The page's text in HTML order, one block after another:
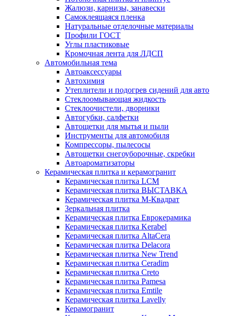
Жалюзи, карнизы, занавески
Самоклеящаяся пленка
Натуральные отделочные материалы
Профили ГОСТ
Углы пластиковые
Кромочная лента для ЛДСП
Автомобильная тема
Автоаксессуары
Автохимия
Утеплители и подогрев сидений для авто
Стеклоомывающая жидкость
Стеклоочистели, дворники
Автогубки, салфетки
Автощетки для мытья и пыли
Инструменты для автомобиля
Компрессоры, пылесосы
Автощетки снегоуборочные, скребки
Автоароматизаторы
Керамическая плитка и керамогранит
Керамическая плитка LCM
Керамическая плитка ВЫСТАВКА
Керамическая плитка М-Квадрат
Зеркальная плитка
Керамическая плитка Еврокерамика
Керамическая плитка Kerabel
Керамическая плитка AltaCera
Керамическая плитка Delacora
Керамическая плитка New Trend
Керамическая плитка Ceradim
Керамическая плитка Creto
Керамическая плитка Pamesa
Керамическая плитка Emtile
Керамическая плитка Lavelly
Керамогранит